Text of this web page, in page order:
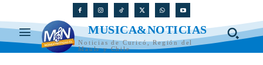
MUSICA&NOTICIAS
Noticias de Curicó, Región del
Maule y Chile